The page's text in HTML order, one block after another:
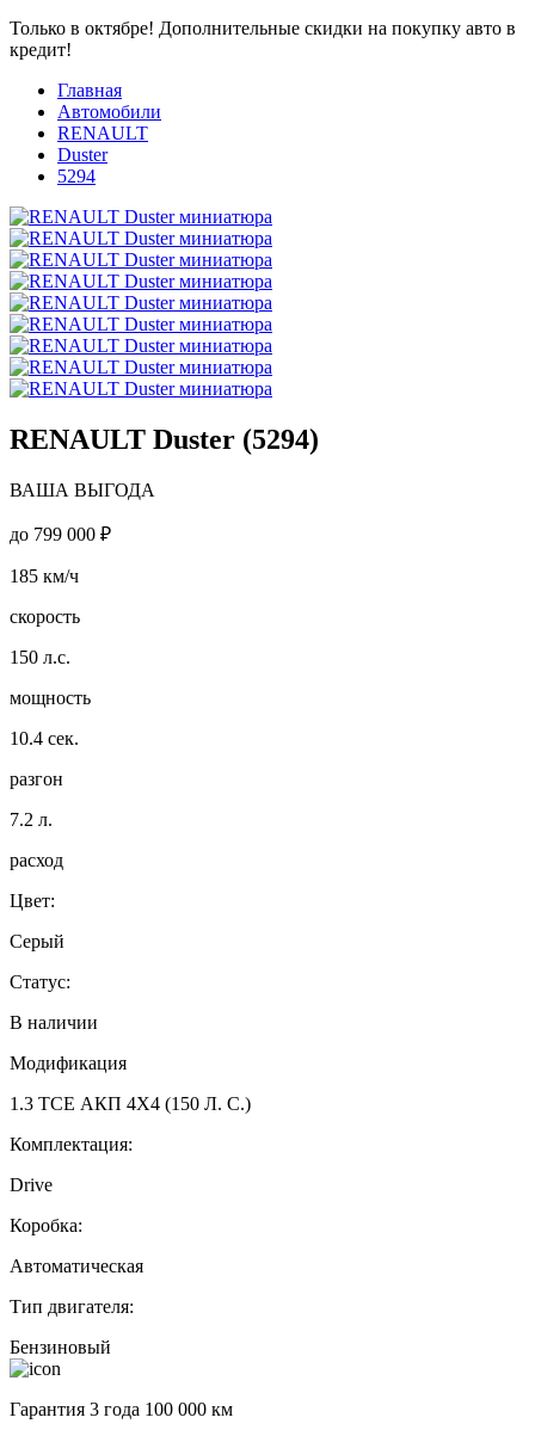
Только в октябре! Дополнительные скидки на покупку авто в
кредит!
Главная
Автомобили
RENAULT
Duster
5294
RENAULT Duster (5294)
ВАША ВЫГОДА
до 799 000 ₽
185 км/ч
скорость
150 л.с.
мощность
10.4 сек.
разгон
7.2 л.
расход
Цвет:
Серый
Статус:
В наличии
Модификация
1.3 TCE АКП 4Х4 (150 Л. С.)
Комплектация:
Drive
Коробка:
Автоматическая
Тип двигателя:
Бензиновый
Гарантия 3 года 100 000 км